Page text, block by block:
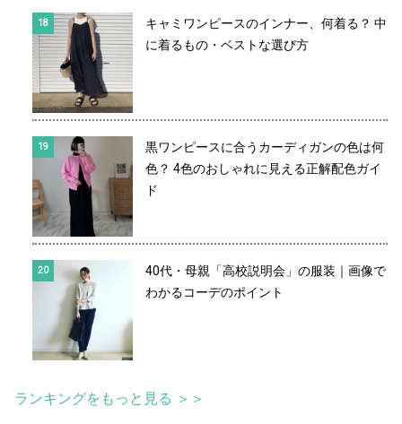
キャミワンピースのインナー、何着る？ 中
に着るもの・ベストな選び方
黒ワンピースに合うカーディガンの色は何
色？ 4色のおしゃれに見える正解配色ガイ
ド
40代・母親「高校説明会」の服装｜画像で
わかるコーデのポイント
ランキングをもっと見る ＞＞